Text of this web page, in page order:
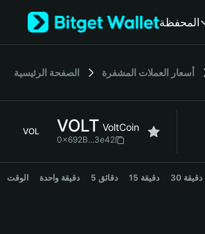
Tiếng Việt
Español (Latinoamérica)
繁體中文
المحفظة
الصفحة الرئيسية أسعار العملات المشفرة
VOL VOLT VoltCoin
0x692B...3e42
VOLT Price Chart
الوقت دقيقة واحدة 5 دقائق 15 دقيقة 30 دقيقة